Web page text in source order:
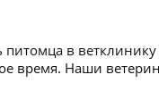
в
время. Наши